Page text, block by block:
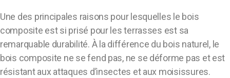
Une des principales raisons pour lesquelles le bois
composite est si prisé pour les terrasses est sa
remarquable durabilité. À la différence du bois naturel, le
bois composite ne se fend pas, ne se déforme pas et est
résistant aux attaques d’insectes et aux moisissures.